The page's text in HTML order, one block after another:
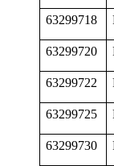
63299718
63299720
63299722
63299725
63299730